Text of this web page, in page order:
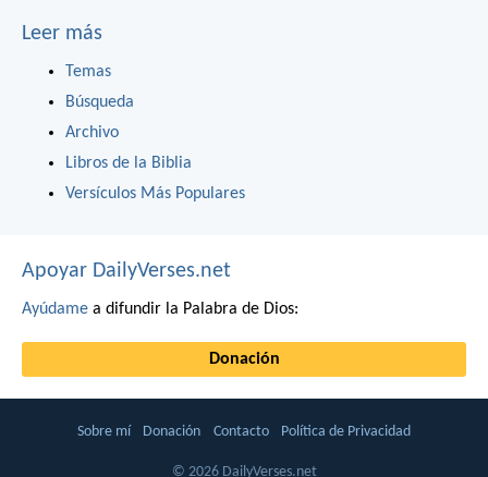
Leer más
Temas
Búsqueda
Archivo
Libros de la Biblia
Versículos Más Populares
Apoyar DailyVerses.net
Ayúdame a difundir la Palabra de Dios:
Donación
Sobre mí Donación Contacto Política de Privacidad
© 2026 DailyVerses.net